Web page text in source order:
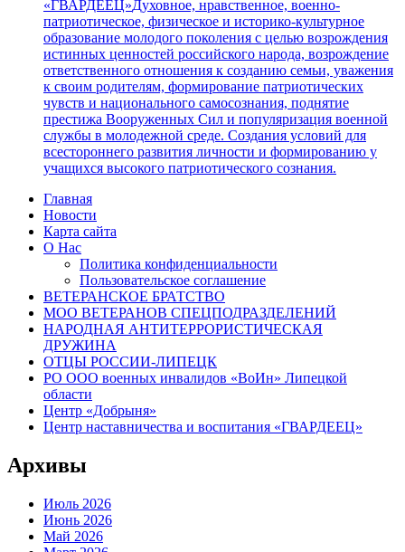
«ГВАРДЕЕЦ»Духовное, нравственное, военно-
патриотическое, физическое и историко-культурное
образование молодого поколения с целью возрождения
истинных ценностей российского народа, возрождение
ответственного отношения к созданию семьи, уважения
к своим родителям, формирование патриотических
чувств и национального самосознания, поднятие
престижа Вооруженных Сил и популяризация военной
службы в молодежной среде. Создания условий для
всестороннего развития личности и формированию у
учащихся высокого патриотического сознания.
Главная
Новости
Карта сайта
О Нас
Политика конфиденциальности
Пользовательское соглашение
ВЕТЕРАНСКОЕ БРАТСТВО
МОО ВЕТЕРАНОВ СПЕЦПОДРАЗДЕЛЕНИЙ
НАРОДНАЯ АНТИТЕРРОРИСТИЧЕСКАЯ
ДРУЖИНА
ОТЦЫ РОССИИ-ЛИПЕЦК
РО ООО военных инвалидов «ВоИн» Липецкой
области
Центр «Добрыня»
Центр наставничества и воспитания «ГВАРДЕЕЦ»
Архивы
Июль 2026
Июнь 2026
Май 2026